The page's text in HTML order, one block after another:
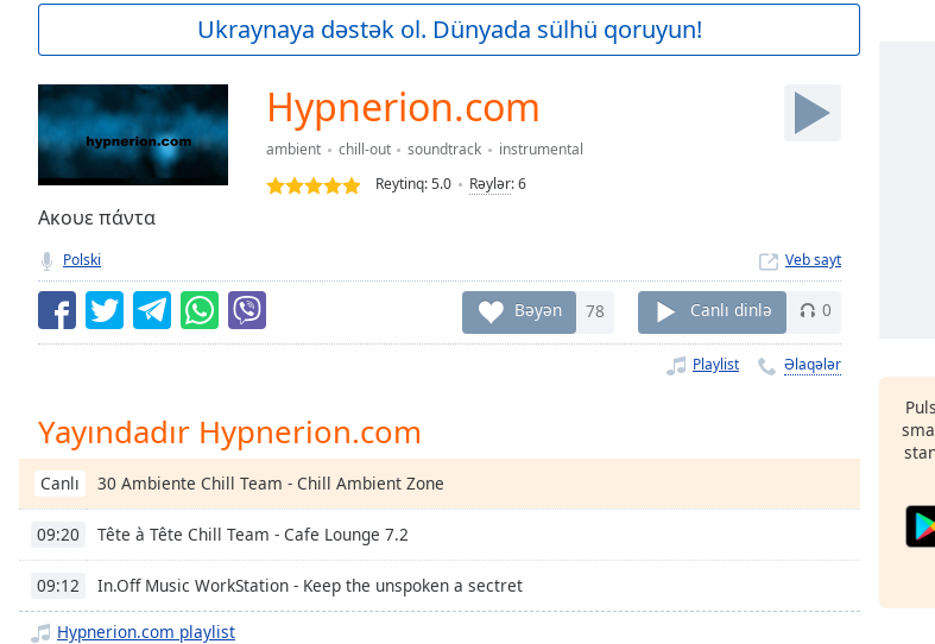
Current
Duration-:-
Loaded:
0.00%
Stream
TypeLIVE
live,
currently
behind
LIVE
Remaining
Playback
Rate
Chapters
Chapters
Descriptions
Ukraynaya dəstək ol. Dünyada sülhü qoruyun!
Hypnerion.com
ambient chill-out soundtrack
instrumental
Reytinq:5.0 Rəylər:6
Ακουε πάντα
Polski Veb sayt
Bəyən 78 Canlı dinlə 0
Playlist Əlaqələr
Yayındadır Hypnerion.com
Canlı 30 Ambiente Chill Team - Chill Ambient Zone
09:20 Tête à Tête Chill Team - Cafe Lounge 7.2
09:12 In.Off Music WorkStation - Keep the unspoken a sectret
Hypnerion.com playlist